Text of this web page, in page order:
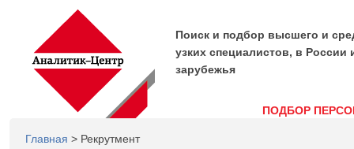
Поиск и подбор высшего и
узких специалистов, в России
зарубежья
ПОДБОР
Главная > Рекрутмент